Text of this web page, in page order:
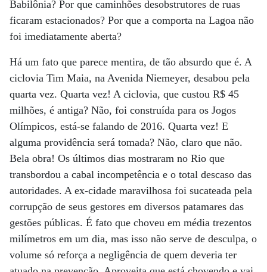
Babilônia? Por que caminhões desobstrutores de ruas
ficaram estacionados? Por que a comporta na Lagoa não
foi imediatamente aberta?
Há um fato que parece mentira, de tão absurdo que é. A
ciclovia Tim Maia, na Avenida Niemeyer, desabou pela
quarta vez. Quarta vez! A ciclovia, que custou R$ 45
milhões, é antiga? Não, foi construída para os Jogos
Olímpicos, está-se falando de 2016. Quarta vez! E
alguma providência será tomada? Não, claro que não.
Bela obra! Os últimos dias mostraram no Rio que
transbordou a cabal incompetência e o total descaso das
autoridades. A ex-cidade maravilhosa foi sucateada pela
corrupção de seus gestores em diversos patamares das
gestões públicas. É fato que choveu em média trezentos
milímetros em um dia, mas isso não serve de desculpa, o
volume só reforça a negligência de quem deveria ter